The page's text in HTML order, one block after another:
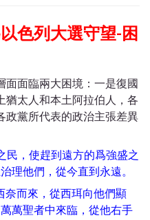
色列大選守望-困
面面臨兩大困境：一是復國
猶太人和本土阿拉伯人，各
政黨所代表的政治主張差異
民，使趕到遠方的爲強盛之
理他們，從今直到永遠。
奈而來，從西珥向他們顯
萬聖者中來臨，從他右手